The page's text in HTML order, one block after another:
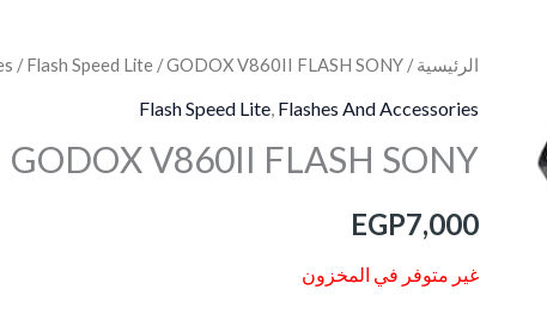
الرئيسية/
/Flash Speed Lite / GODOX V860II FLASH SONY
Flash Speed Lite Flashes And Accessories
GODOX V860II FLASH SONY
EGP7,000
غير متوفر في المخزون